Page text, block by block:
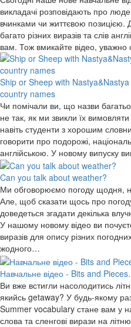
викладачі розповідають про
вчинками чи життєвою позицією.
багато різних виразів та слів
вам. Тож вмикайте відео,
Ship or Sheep with
country names
Чи помічали ви, що назви
не так, як ми звикли їх
навіть студенти з хорошим
говорити про подорожі,
англійською. У новому випуску
Can you talk about weather?
Ми обговорюємо погоду щодня,
Але, щоб сказати щось про
доведеться згадати декілька
У нашому новому відео ви
виразів для опису різних
жодного…
Навчальне відео - Bits and
Ви вже встигли насолодитись
якийсь getaway? У будь-якому
Summer vocabulary стане вам у
слова та сленгові вирази на